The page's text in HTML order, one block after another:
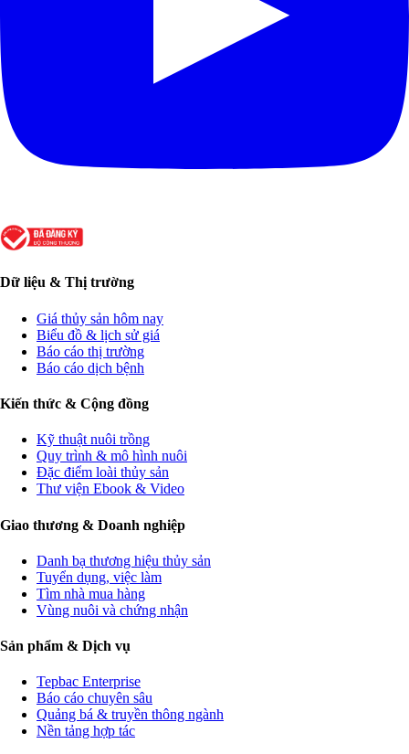
Dữ liệu & Thị trường
Giá thủy sản hôm nay
Biểu đồ & lịch sử giá
Báo cáo thị trường
Báo cáo dịch bệnh
Kiến thức & Cộng đồng
Kỹ thuật nuôi trồng
Quy trình & mô hình nuôi
Đặc điểm loài thủy sản
Thư viện Ebook & Video
Giao thương & Doanh nghiệp
Danh bạ thương hiệu thủy sản
Tuyển dụng, việc làm
Tìm nhà mua hàng
Vùng nuôi và chứng nhận
Sản phẩm & Dịch vụ
Tepbac Enterprise
Báo cáo chuyên sâu
Quảng bá & truyền thông ngành
Nền tảng hợp tác